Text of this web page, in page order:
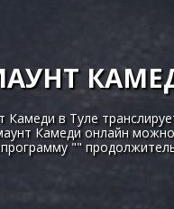
Камеди в Туле
Камеди онлайн
""